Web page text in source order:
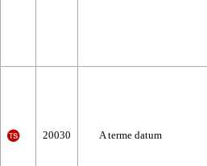
20030 A terme datum